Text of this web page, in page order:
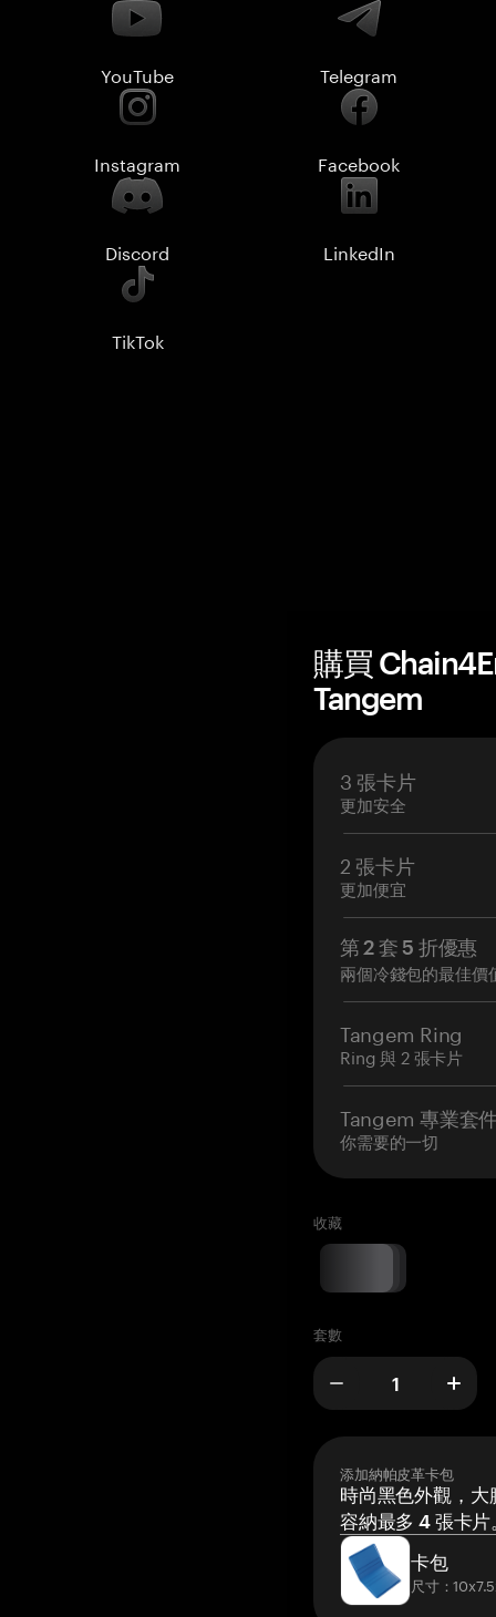
YouTube Telegram
Instagram Facebook
Discord LinkedIn
TikTok
購買
Tangem
3 張卡片
更加安全
2 張卡片
更加便宜
第 2 套 5 折優惠
兩個冷錢包的最佳價
Tangem Ring
Ring 與 2 張卡片
Tangem 專業套
你需要的一切
收藏
套數
添加納帕皮革卡包
時尚黑色外觀，大
容納最多 4 張卡片
卡包
尺寸：